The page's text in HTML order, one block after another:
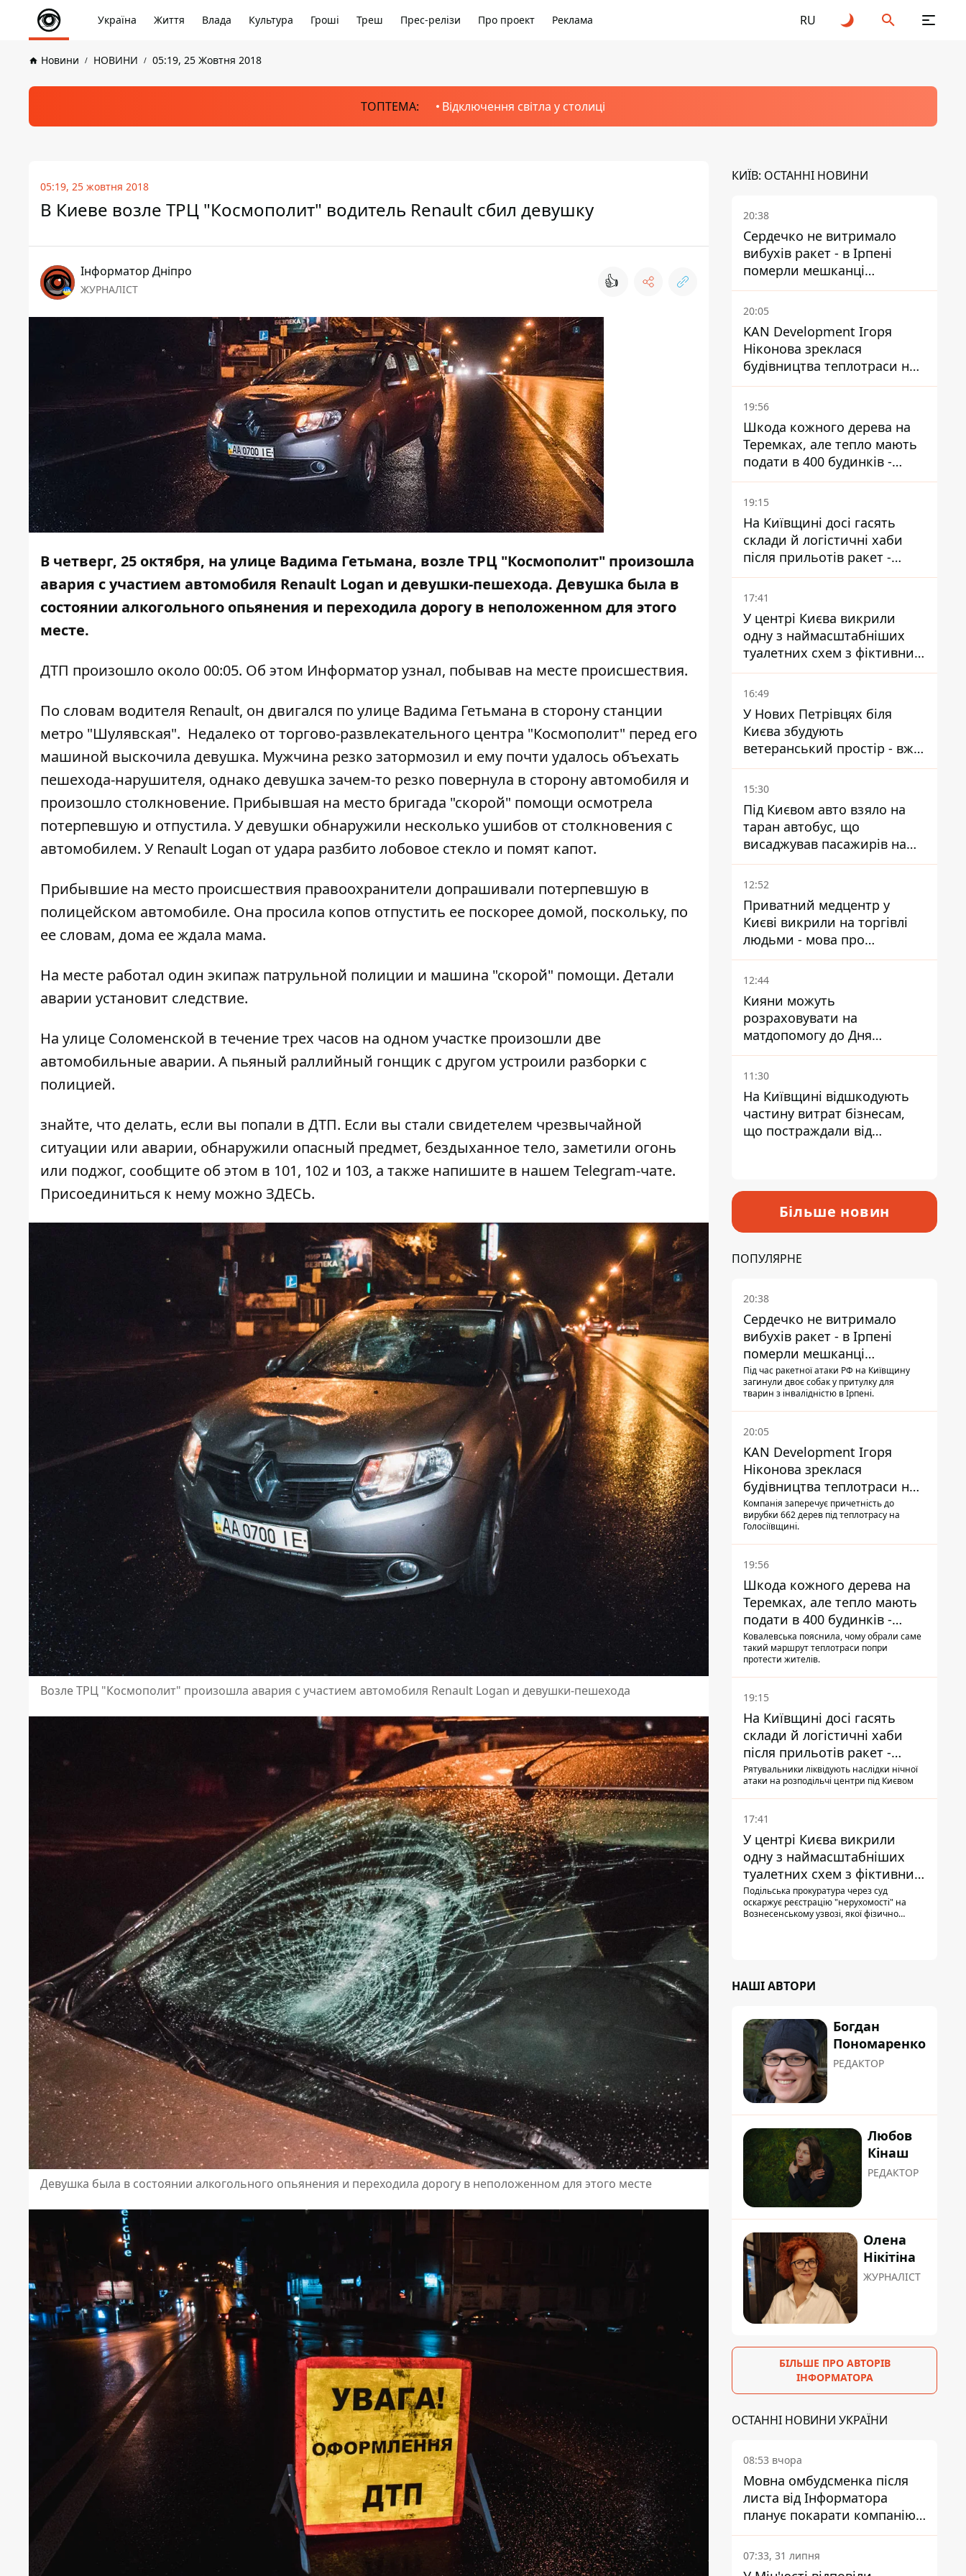
Україна Життя Влада Культура Гроші Треш Прес-релізи Про проект Реклама RU
Новини НОВИНИ 05:19, 25 Жовтня 2018
ТОПТЕМА: Відключення світла у столиці
05:19, 25 жовтня 2018
В Киеве возле ТРЦ "Космополит" водитель Renault сбил девушку
Інформатор Дніпро
ЖУРНАЛІСТ 👍
В четверг, 25 октября, на улице Вадима Гетьмана, возле ТРЦ "Космополит" произошла
авария с участием автомобиля Renault Logan и девушки-пешехода. Девушка была в
состоянии алкогольного опьянения и переходила дорогу в неположенном для этого
месте.
ДТП произошло около 00:05. Об этом Информаторузнал, побывав на месте происшествия.
По словам водителя Renault, он двигался по улице Вадима Гетьмана в сторону станции
метро "Шулявская". Недалеко от торгово-развлекательного центра "Космополит" перед его
машиной выскочила девушка. Мужчина резко затормозил и ему почти удалось объехать
пешехода-нарушителя, однако девушка зачем-то резко повернула в сторону автомобиля и
произошло столкновение. Прибывшая на место бригада "скорой" помощи осмотрела
потерпевшую и отпустила. У девушки обнаружили несколько ушибов от столкновения с
автомобилем. У Renault Logan от удара разбито лобовое стекло и помят капот.
Прибывшие на место происшествия правоохранители допрашивали потерпевшую в
полицейском автомобиле. Она просила копов отпустить ее поскорее домой, поскольку, по
ее словам, дома ее ждала мама.
На месте работал один экипаж патрульной полиции и машина "скорой" помощи. Детали
аварии установит следствие.
На улице Соломенской в течение трех часов на одном участке произошли две
автомобильные аварии. А пьяный раллийный гонщик с другом устроили разборки с
полицией.
знайте, что делать, если вы попали в ДТП. Если вы стали свидетелем чрезвычайной
ситуации или аварии, обнаружили опасный предмет, бездыханное тело, заметили огонь
или поджог, сообщите об этом в 101, 102 и 103, а также напишите в нашем Telegram-чате.
Присоединиться к нему можно ЗДЕСЬ.
Возле ТРЦ "Космополит" произошла авария с участием автомобиля Renault Logan и девушки-пешехода
Девушка была в состоянии алкогольного опьянения и переходила дорогу в неположенном для этого месте
КИЇВ: ОСТАННІ НОВИНИ
20:38
Сердечко не витримало
вибухів ракет - в Ірпені
померли мешканці
притулку для собак з
інвалідністю
20:05
KAN Development Ігоря
Ніконова зреклася
будівництва теплотраси на
Теремках
19:56
Шкода кожного дерева на
Теремках, але тепло мають
подати в 400 будинків -
депутатка Київради
19:15
На Київщині досі гасять
склади й логістичні хаби
після прильотів ракет -
ДСНС
17:41
У центрі Києва викрили
одну з наймасштабніших
туалетних схем з фіктивним
будинком
16:49
У Нових Петрівцях біля
Києва збудують
ветеранський простір - вже
знайшли проєктанта
15:30
Під Києвом авто взяло на
таран автобус, що
висаджував пасажирів на
зупинці - пасажирка в
лікарні
12:52
Приватний медцентр у
Києві викрили на торгівлі
людьми - мова про
сурогатне материнство
12:44
Кияни можуть
розраховувати на
матдопомогу до Дня
незалежності - кому її
дадуть
11:30
На Київщині відшкодують
частину витрат бізнесам,
що постраждали від
Більше новин
ПОПУЛЯРНЕ
20:38
Сердечко не витримало
вибухів ракет - в Ірпені
померли мешканці
притулку для собак з
інвалідністю
Під час ракетної атаки РФ на Київщину
загинули двоє собак у притулку для
тварин з інвалідністю в Ірпені.
20:05
KAN Development Ігоря
Ніконова зреклася
будівництва теплотраси на
Теремках
Компанія заперечує причетність до
вирубки 662 дерев під теплотрасу на
Голосіївщині.
19:56
Шкода кожного дерева на
Теремках, але тепло мають
подати в 400 будинків -
депутатка Київради
Ковалевська пояснила, чому обрали саме
такий маршрут теплотраси попри
протести жителів.
19:15
На Київщині досі гасять
склади й логістичні хаби
після прильотів ракет -
ДСНС
Рятувальники ліквідують наслідки нічної
атаки на розподільчі центри під Києвом
17:41
У центрі Києва викрили
одну з наймасштабніших
туалетних схем з фіктивним
будинком
Подільська прокуратура через суд
оскаржує реєстрацію "нерухомості" на
Вознесенському узвозі, якої фізично
НАШІ АВТОРИ
Богдан
Пономаренко
РЕДАКТОР
Любов
Кінаш
РЕДАКТОР
Олена
Нікітіна
ЖУРНАЛІСТ
БІЛЬШЕ ПРО АВТОРІВ
ІНФОРМАТОРА
ОСТАННІ НОВИНИ УКРАЇНИ
08:53 вчора
Мовна омбудсменка після
листа від Інформатора
планує покарати компанію-
підрядника ПриватБанку
07:33, 31 липня